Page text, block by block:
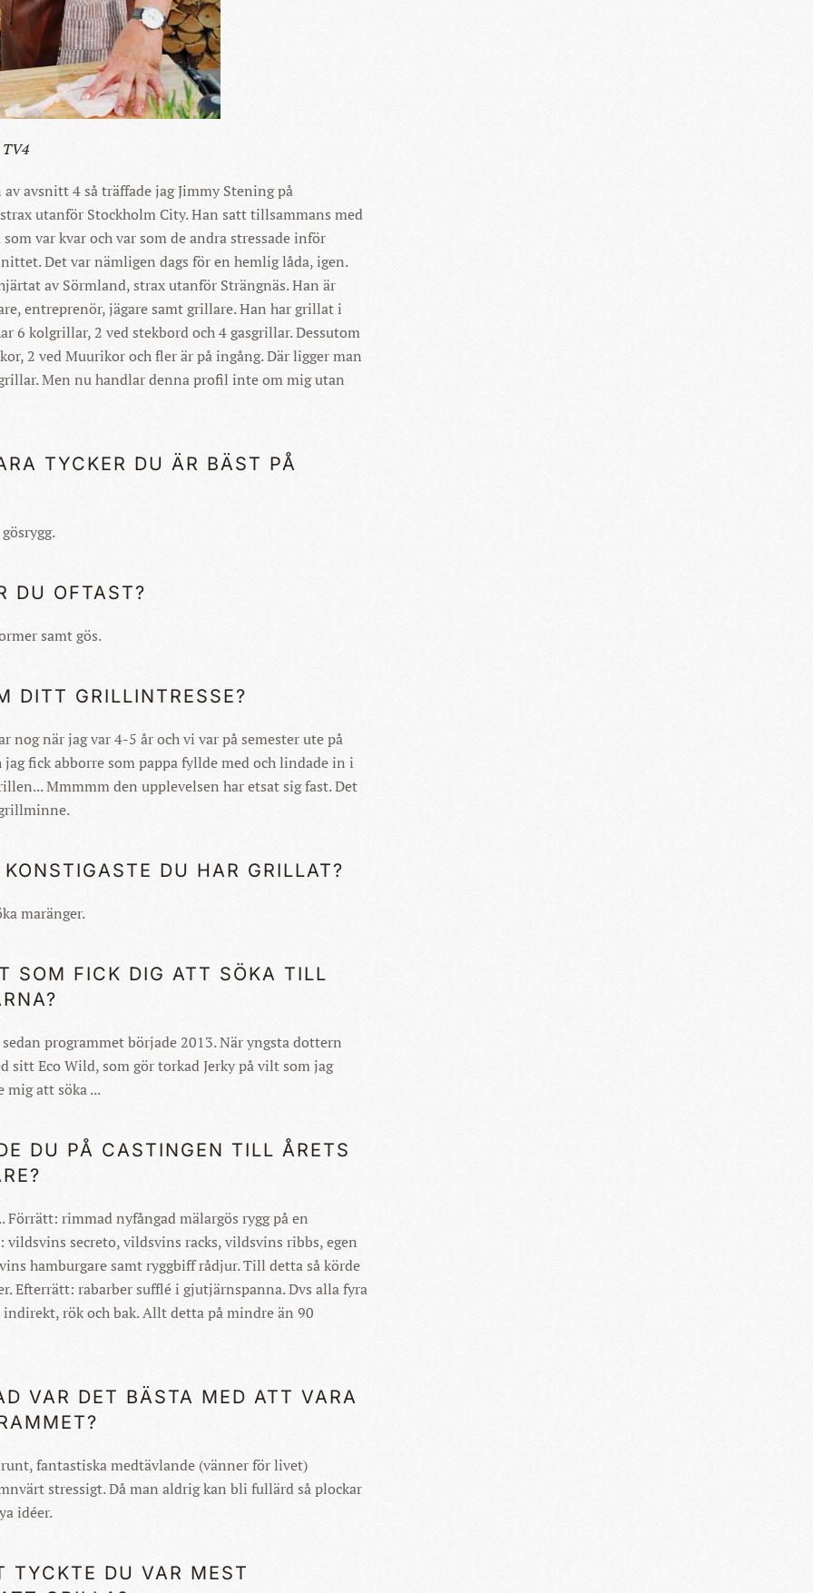
TV4
avsnitt 4 så träffade jag Jimmy Stening på
utanför Stockholm City. Han satt tillsammans med
var kvar och var som de andra stressade inför
Det var nämligen dags för en hemlig låda, igen.
av Sörmland, strax utanför Strängnäs. Han är
entreprenör, jägare samt grillare. Han har grillat i
6 kolgrillar, 2 ved stekbord och 4 gasgrillar. Dessutom
2 ved Muurikor och fler är på ingång. Där ligger man
Men nu handlar denna profil inte om mig utan
TYCKER DU ÄR BÄST PÅ
DU OFTAST?
samt gös.
DITT GRILLINTRESSE?
nog när jag var 4-5 år och vi var på semester ute på
jag fick abborre som pappa fyllde med och lindade in i
Mmmmm den upplevelsen har etsat sig fast. Det
DU HAR GRILLAT?
maränger.
SOM FICK DIG ATT SÖKA TILL
programmet började 2013. När yngsta dottern
sitt Eco Wild, som gör torkad Jerky på vilt som jag
mig att söka ...
DU PÅ CASTINGEN TILL ÅRETS
Förrätt: rimmad nyfångad mälargös rygg på en
vildsvins secreto, vildsvins racks, vildsvins ribbs, egen
hamburgare samt ryggbiff rådjur. Till detta så körde
Efterrätt: rabarber sufflé i gjutjärnspanna. Dvs alla fyra
rök och bak. Allt detta på mindre än 90
VAR DET BÄSTA MED ATT VARA
fantastiska medtävlande (vänner för livet)
stressigt. Då man aldrig kan bli fullärd så plockar
idéer.
TYCKTE DU VAR MEST